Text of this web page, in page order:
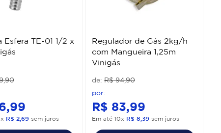
Esfera TE-01 1/2 x
,90
,99
x R$ 2,69sem juros
Regulador de Gás 2kg/h
com Mangueira 1,25m
Vinigás
R$ 94,90
R$ 83,99
Em até 10x R$ 8,39sem juros